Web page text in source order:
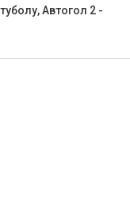
Автогол 2 -